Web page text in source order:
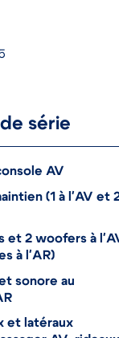
série
AV
(1 à l'AV et
et 2 woofers à
à l'AR)
sonore au
et latéraux